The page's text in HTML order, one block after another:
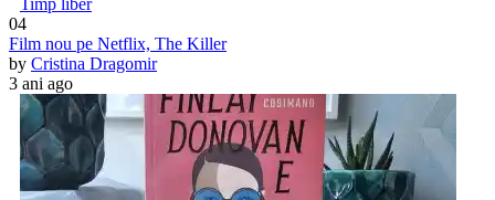
Timp liber
04
Film nou pe Netflix, The Killer
by Cristina Dragomir
3 ani ago